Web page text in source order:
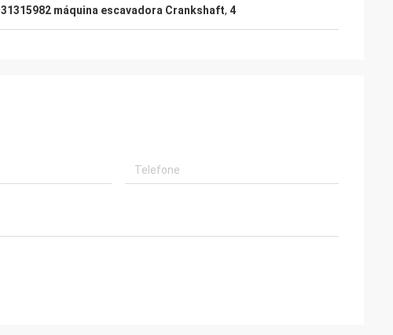
31315982 máquina escavadora Crankshaft, 4